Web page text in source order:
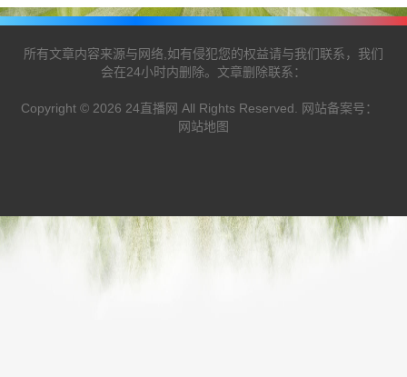
所有文章内容来源与网络,如有侵犯您的权益请与我们联系，我们
会在24小时内删除。文章删除联系：
Copyright © 2026 24直播网 All Rights Reserved. 网站备案号：
网站地图